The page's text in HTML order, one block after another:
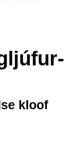
kloof